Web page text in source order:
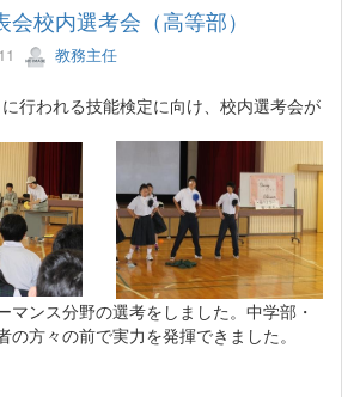
校内選考会（高等部）
教務主任
行われる技能検定に向け、校内選考会が
マンス分野の選考をしました。中学部・
の方々の前で実力を発揮できました。